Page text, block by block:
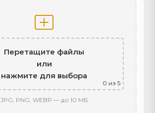
Перетащите файлы
или
нажмите для выбора
0 из 5
JPG, PNG, WEBP — до 10 МБ